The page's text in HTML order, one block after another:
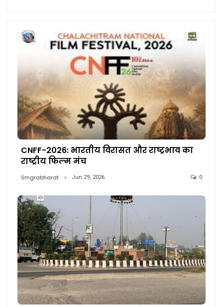
CNFF-2026: भारतीय विरासत और राष्ट्रभाव का
राष्ट्रीय फिल्म मंच
Smgrabharat Jun 29, 2026 0